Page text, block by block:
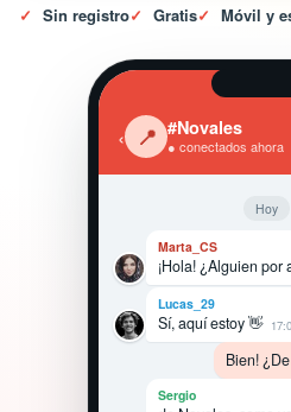
✓ Sin registro✓ Gratis✓ Móvil y
‹ 📍 #Novales
● conectados ahora
Hoy
Marta_CS
¡Hola! ¿Alguien por
Lucas_29
Sí, aquí estoy 👋
Bien!
Sergio